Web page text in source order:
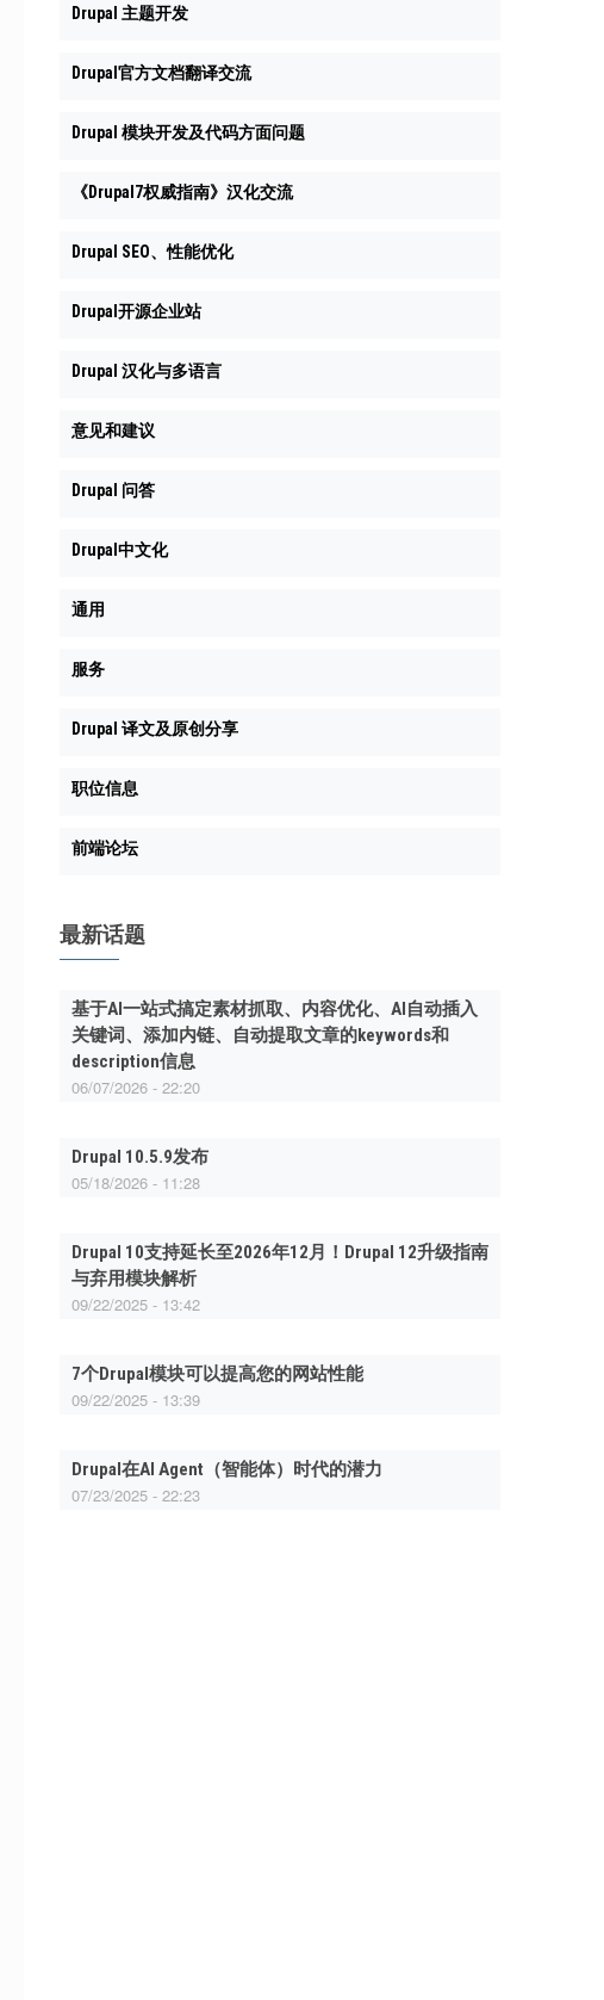
Drupal 主题开发
Drupal官方文档翻译交流
Drupal 模块开发及代码方面问题
《Drupal7权威指南》汉化交流
Drupal SEO、性能优化
Drupal开源企业站
Drupal 汉化与多语言
意见和建议
Drupal 问答
Drupal中文化
通用
服务
Drupal 译文及原创分享
职位信息
前端论坛
最新话题
基于AI一站式搞定素材抓取、内容优化、AI自动插入
关键词、添加内链、自动提取文章的keywords和
description信息
06/07/2026 - 22:20
Drupal 10.5.9发布
05/18/2026 - 11:28
Drupal 10支持延长至2026年12月！Drupal 12升级指南
与弃用模块解析
09/22/2025 - 13:42
7个Drupal模块可以提高您的网站性能
09/22/2025 - 13:39
Drupal在AI Agent（智能体）时代的潜力
07/23/2025 - 22:23